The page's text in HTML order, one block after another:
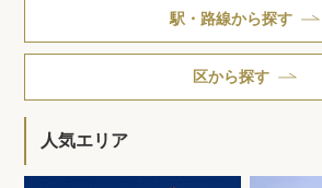
駅・路線から探す
区から探す
人気エリア